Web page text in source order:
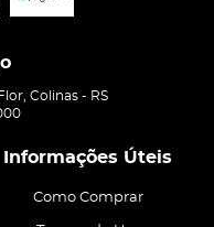
Colinas - RS
Informações Úteis
Como Comprar